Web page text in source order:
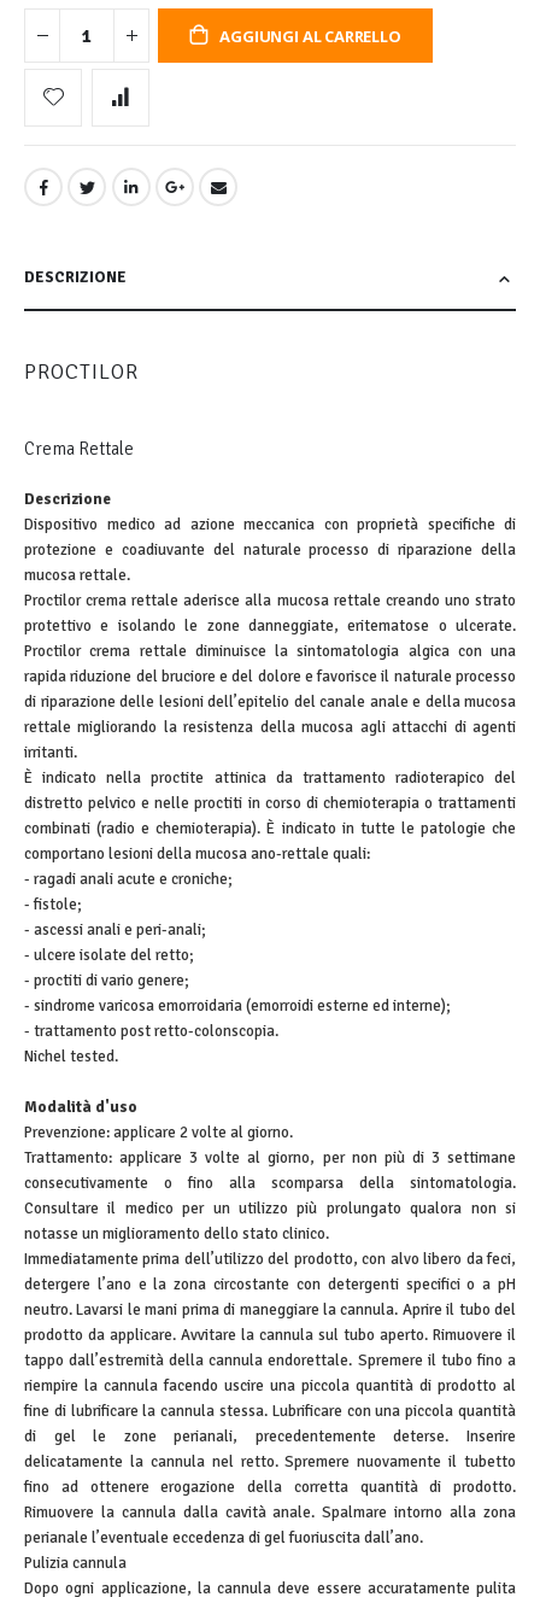
AGGIUNGI AL CARRELLO
DESCRIZIONE
PROCTILOR
Crema Rettale
Descrizione
Dispositivo medico ad azione meccanica con proprietà specifiche di
protezione e coadiuvante del naturale processo di riparazione della
mucosa rettale.
Proctilor crema rettale aderisce alla mucosa rettale creando uno strato
protettivo e isolando le zone danneggiate, eritematose o ulcerate.
Proctilor crema rettale diminuisce la sintomatologia algica con una
rapida riduzione del bruciore e del dolore e favorisce il naturale processo
di riparazione delle lesioni dell’epitelio del canale anale e della mucosa
rettale migliorando la resistenza della mucosa agli attacchi di agenti
irritanti.
È indicato nella proctite attinica da trattamento radioterapico del
distretto pelvico e nelle proctiti in corso di chemioterapia o trattamenti
combinati (radio e chemioterapia). È indicato in tutte le patologie che
comportano lesioni della mucosa ano-rettale quali:
- ragadi anali acute e croniche;
- fistole;
- ascessi anali e peri-anali;
- ulcere isolate del retto;
- proctiti di vario genere;
- sindrome varicosa emorroidaria (emorroidi esterne ed interne);
- trattamento post retto-colonscopia.
Nichel tested.
Modalità d'uso
Prevenzione: applicare 2 volte al giorno.
Trattamento: applicare 3 volte al giorno, per non più di 3 settimane
consecutivamente o fino alla scomparsa della sintomatologia.
Consultare il medico per un utilizzo più prolungato qualora non si
notasse un miglioramento dello stato clinico.
Immediatamente prima dell’utilizzo del prodotto, con alvo libero da feci,
detergere l’ano e la zona circostante con detergenti specifici o a pH
neutro. Lavarsi le mani prima di maneggiare la cannula. Aprire il tubo del
prodotto da applicare. Avvitare la cannula sul tubo aperto. Rimuovere il
tappo dall’estremità della cannula endorettale. Spremere il tubo fino a
riempire la cannula facendo uscire una piccola quantità di prodotto al
fine di lubrificare la cannula stessa. Lubrificare con una piccola quantità
di gel le zone perianali, precedentemente deterse. Inserire
delicatamente la cannula nel retto. Spremere nuovamente il tubetto
fino ad ottenere erogazione della corretta quantità di prodotto.
Rimuovere la cannula dalla cavità anale. Spalmare intorno alla zona
perianale l’eventuale eccedenza di gel fuoriuscita dall’ano.
Pulizia cannula
Dopo ogni applicazione, la cannula deve essere accuratamente pulita